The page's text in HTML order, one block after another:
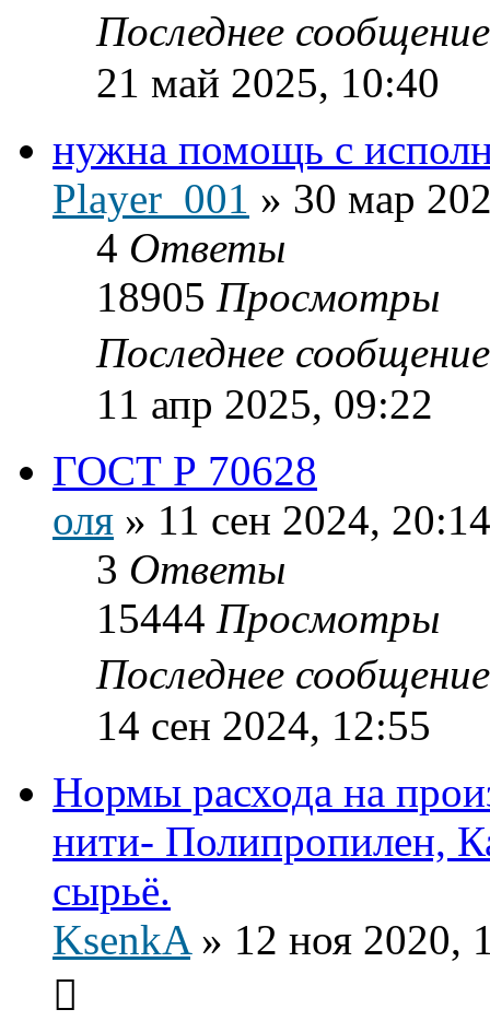
Последнее
21 май 2025, 10:40
нужна помощь с
Player_001 » 30 мар
4 Ответы
18905 Просмотры
Последнее
11 апр 2025, 09:22
ГОСТ Р 70628
оля » 11 сен 2024, 20:14
3 Ответы
15444 Просмотры
Последнее
14 сен 2024, 12:55
Нормы расхода на
нити- Полипропилен,
сырьё.
KsenkA» 12 ноя 2020,